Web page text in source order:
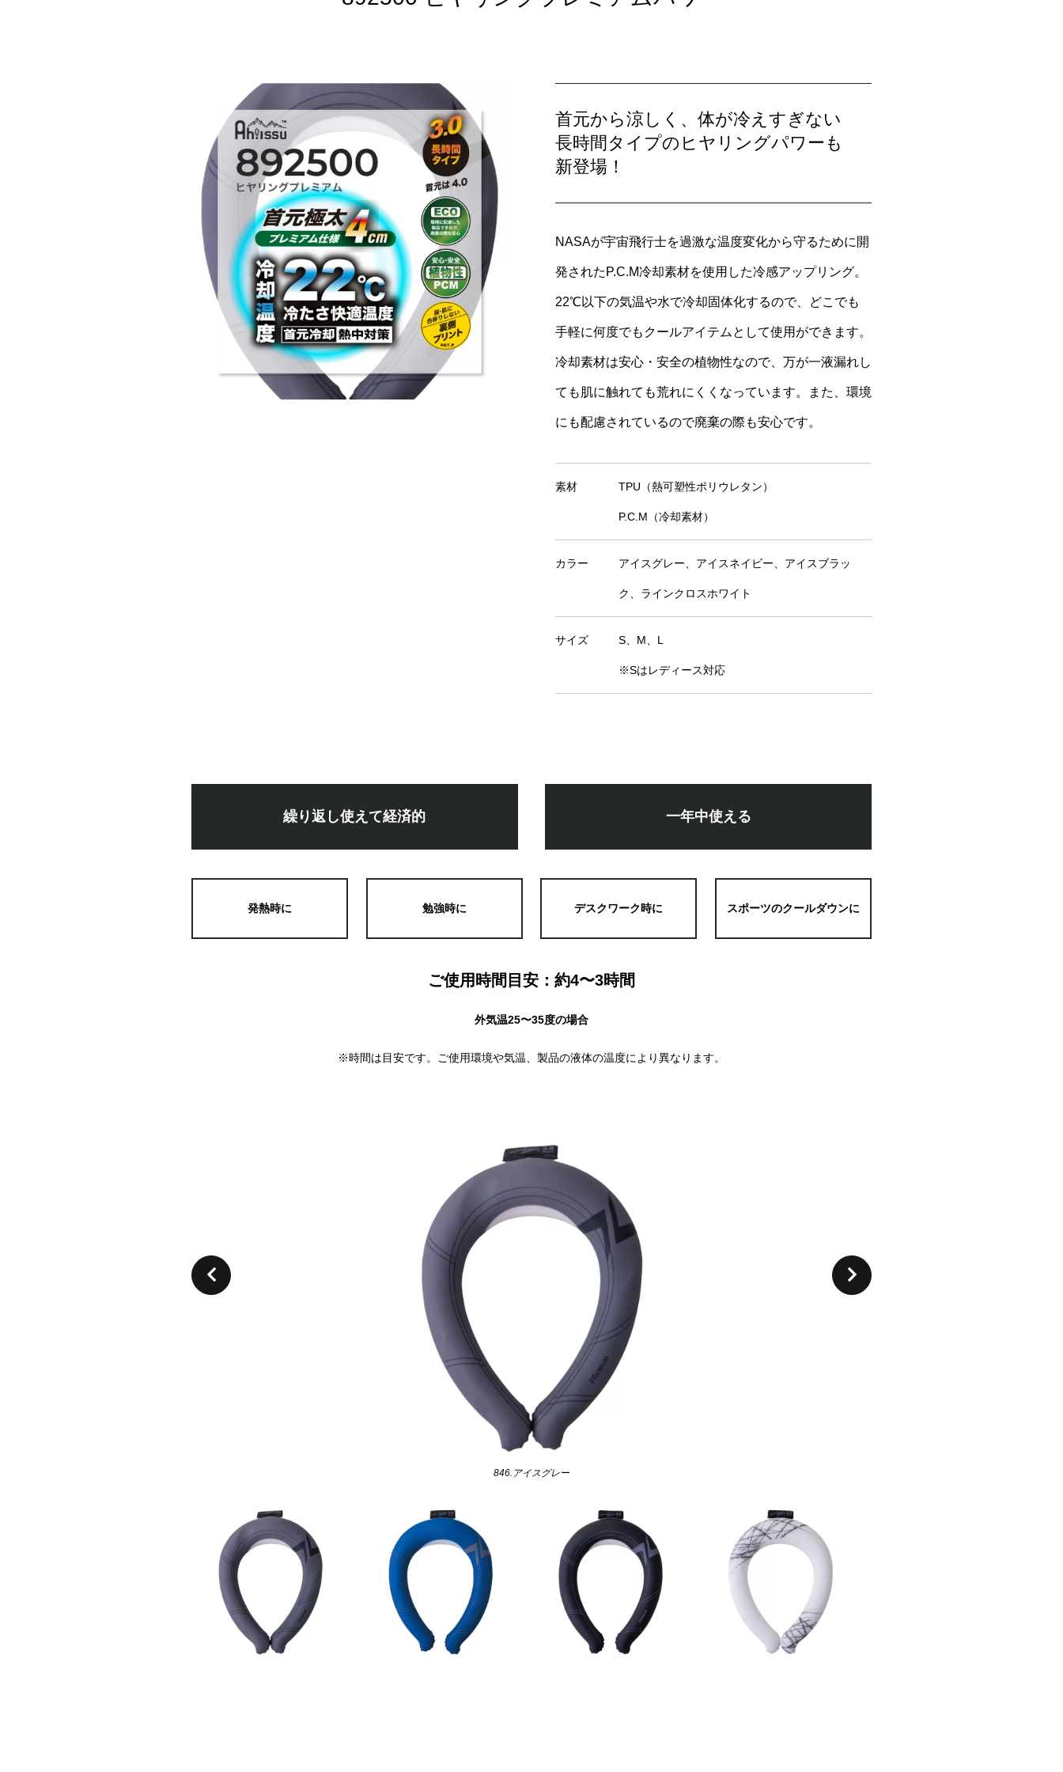
首元から涼しく、体が冷えすぎない
長時間タイプのヒヤリングパワーも
新登場！
NASAが宇宙飛行士を過激な温度変化から守るために開
発されたP.C.M冷却素材を使用した冷感アップリング。
22℃以下の気温や水で冷却固体化するので、どこでも
手軽に何度でもクールアイテムとして使用ができます。
冷却素材は安心・安全の植物性なので、万が一液漏れし
ても肌に触れても荒れにくくなっています。また、環境
にも配慮されているので廃棄の際も安心です。
素材 TPU（熱可塑性ポリウレタン）
P.C.M（冷却素材）
カラー アイスグレー、アイスネイビー、アイスブラッ
ク、ラインクロスホワイト
サイズ S、M、L
※Sはレディース対応
繰り返し使えて経済的 一年中使える
発熱時に 勉強時に デスクワーク時に スポーツのクールダウンに
ご使用時間目安：約4〜3時間
外気温25〜35度の場合
※時間は目安です。ご使用環境や気温、製品の液体の温度により異なります。
846.アイスグレー